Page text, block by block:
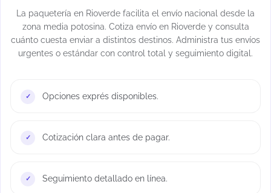
La paquetería en Rioverde facilita el envío nacional desde la
zona media potosina. Cotiza envío en Rioverde y consulta
cuánto cuesta enviar a distintos destinos. Administra tus envíos
urgentes o estándar con control total y seguimiento digital.
Opciones exprés disponibles.
Cotización clara antes de pagar.
Seguimiento detallado en línea.